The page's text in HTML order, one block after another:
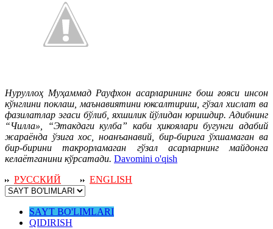
Нуруллоҳ Муҳаммад Рауфхон асарларининг бош ғояси инсон
кўнглини поклаш, маънавиятини юксалтириш, гўзал хислат ва
фазилатлар эгаси бўлиб, яхшилик йўлидан юришдир. Адибнинг
“Чилла», “Этакдаги кулба” каби ҳикоялари бугунги адабий
жараёнда ўзига хос, ноанъанавий, бир-бирига ўхшамаган ва
бир-бирини такрорламаган гўзал асарларнинг майдонга
келаётганини кўрсатади. Davomini o'qish
РУССКИЙ
ENGLISH
SAYT BO'LIMLARI
QIDIRISH